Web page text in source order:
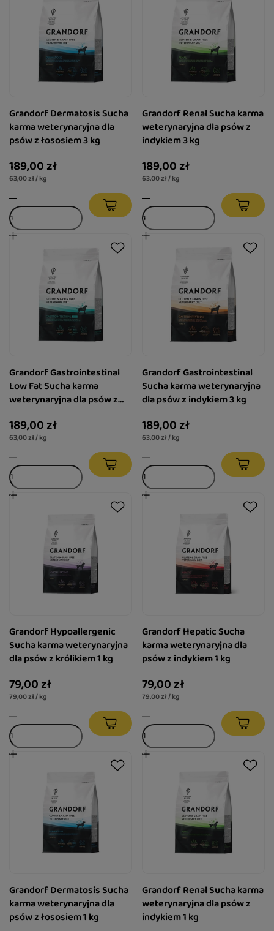
Grandorf Dermatosis Sucha
karma weterynaryjna dla
psów z łososiem 3 kg
189,00 zł
63,00 zł / kg
Grandorf Renal Sucha karma
weterynaryjna dla psów z
indykiem 3 kg
189,00 zł
63,00 zł / kg
Grandorf Gastrointestinal
Low Fat Sucha karma
weterynaryjna dla psów z
189,00 zł
63,00 zł / kg
Grandorf Gastrointestinal
Sucha karma weterynaryjna
dla psów z indykiem 3 kg
189,00 zł
63,00 zł / kg
Grandorf Hypoallergenic
Sucha karma weterynaryjna
dla psów z królikiem 1 kg
79,00 zł
79,00 zł / kg
Grandorf Hepatic Sucha
karma weterynaryjna dla
psów z indykiem 1 kg
79,00 zł
79,00 zł / kg
Grandorf Dermatosis Sucha
karma weterynaryjna dla
psów z łososiem 1 kg
Grandorf Renal Sucha karma
weterynaryjna dla psów z
indykiem 1 kg